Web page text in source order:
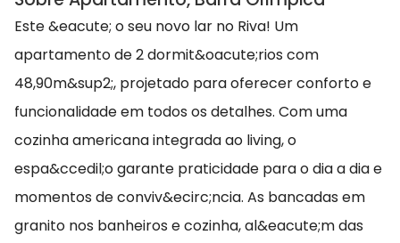
Este &eacute; o seu novo lar no Riva! Um
apartamento de 2 dormit&oacute;rios com
48,90m&sup2;, projetado para oferecer conforto e
funcionalidade em todos os detalhes. Com uma
cozinha americana integrada ao living, o
espa&ccedil;o garante praticidade para o dia a dia e
momentos de conviv&ecirc;ncia. As bancadas em
granito nos banheiros e cozinha, al&eacute;m das